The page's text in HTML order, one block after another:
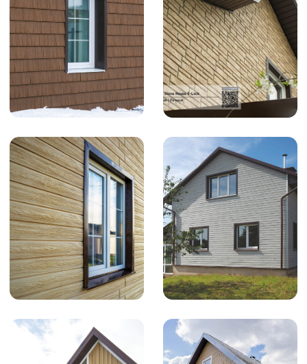
Александр
планку. Рабочие ссылались на
производителя. На форуме подсказали:
проблема в монтаже — саморезы
закручены слишком туго и не оставлен
зазор для терморасширения. К самому
сайдингу претензий нет»
Людмила
«Зашили дом сайдингом Сланец и Хокла
оставить отзыв. Я в восторге! Дом всё
ещё, как новый, отлично пережил и лето и
зиму, не выгорел и не потрескался, ветром
не унесло. Радости моей нет предела, не
зря решились на такую обшивку.»
Уже купили сайдинг? Оставьте отзыв в
помощь другим покупателям
Оставить отзыв